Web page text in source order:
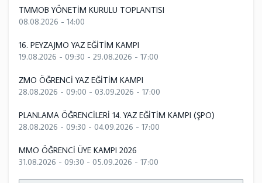
TMMOB YÖNETİM KURULU TOPLANTISI
08.08.2026 - 14:00
16. PEYZAJMO YAZ EĞİTİM KAMPI
19.08.2026 - 09:30 - 29.08.2026 - 17:00
ZMO ÖĞRENCİ YAZ EĞİTİM KAMPI
28.08.2026 - 09:00 - 03.09.2026 - 17:00
PLANLAMA ÖĞRENCİLERİ 14. YAZ EĞİTİM KAMPI (ŞPO)
28.08.2026 - 09:30 - 04.09.2026 - 17:00
MMO ÖĞRENCİ ÜYE KAMPI 2026
31.08.2026 - 09:30 - 05.09.2026 - 17:00